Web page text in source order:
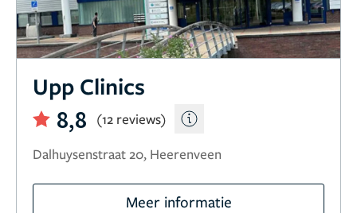
Upp Clinics
8,8
(12 reviews)
Dalhuysenstraat 20, Heerenveen
Meer informatie